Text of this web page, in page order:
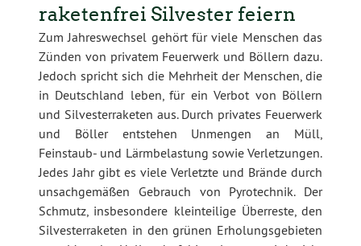
raketenfrei Silvester feiern
Zum Jahreswechsel gehört für viele Menschen das
Zünden von privatem Feuerwerk und Böllern dazu.
Jedoch spricht sich die Mehrheit der Menschen, die
in Deutschland leben, für ein Verbot von Böllern
und Silvesterraketen aus. Durch privates Feuerwerk
und Böller entstehen Unmengen an Müll,
Feinstaub- und Lärmbelastung sowie Verletzungen.
Jedes Jahr gibt es viele Verletzte und Brände durch
unsachgemäßen Gebrauch von Pyrotechnik. Der
Schmutz, insbesondere kleinteilige Überreste, den
Silvesterraketen in den grünen Erholungsgebieten